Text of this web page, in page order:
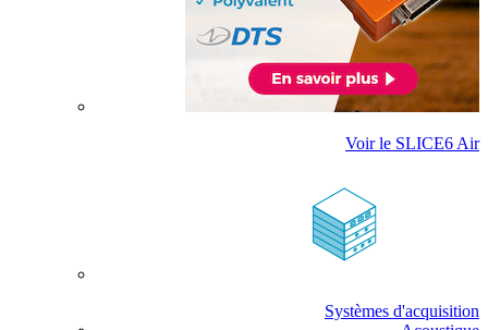
Voir le SLICE6 Air
Systèmes d'acquisition